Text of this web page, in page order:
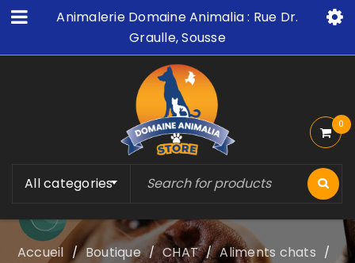
Animalerie Domaine Animalia : Rue Dr.
Graulle, Sousse
All categories
0
Accueil / Boutique / CHAT / Aliments chats /